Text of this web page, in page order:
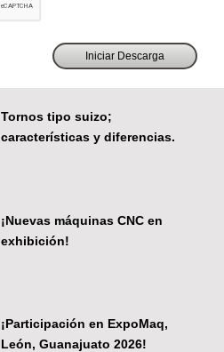
Tornos tipo suizo;
características y diferencias.
¡Nuevas máquinas CNC en
exhibición!
¡Participación en ExpoMaq,
León, Guanajuato 2026!